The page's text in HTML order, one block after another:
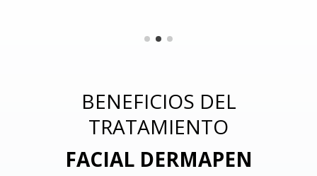
BENEFICIOS DEL
TRATAMIENTO
FACIAL DERMAPEN